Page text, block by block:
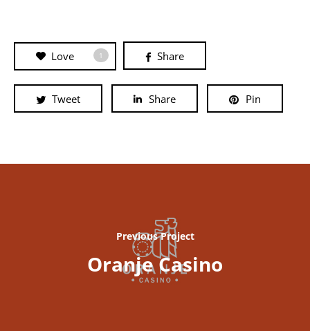
Love 1 Share
Tweet Share Pin
Previous Project
Oranje Casino